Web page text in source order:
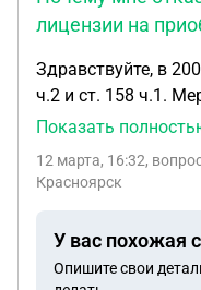
ходатайство об
запрете
действий в
спора по существу? 5. Сохраняется ли право
собственности,
регистрация права
Буду благодарна
собственности.
лицензии на
Здравствуйте, в
ч.2 и ст. 158 ч.1.
рублей. Так как
отказывают в
Показать
12 марта, 16:32,
Красноярск
У вас похожая
Опишите свои